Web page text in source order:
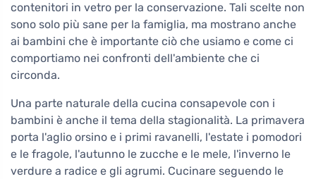
contenitori in vetro per la conservazione. Tali scelte non
sono solo più sane per la famiglia, ma mostrano anche
ai bambini che è importante ciò che usiamo e come ci
comportiamo nei confronti dell'ambiente che ci
circonda.
Una parte naturale della cucina consapevole con i
bambini è anche il tema della stagionalità. La primavera
porta l'aglio orsino e i primi ravanelli, l'estate i pomodori
e le fragole, l'autunno le zucche e le mele, l'inverno le
verdure a radice e gli agrumi. Cucinare seguendo le